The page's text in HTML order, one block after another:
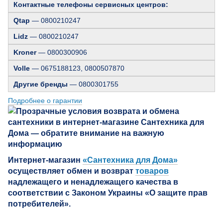
Контактные телефоны сервисных центров:
Qtap — 0800210247
Lidz — 0800210247
Kroner— 0800300906
Volle — 0675188123, 0800507870
Другие бренды — 0800301755
Подробнее о гарантии
Интернет-магазин «Сантехника для Дома»
осуществляет обмен и возврат товаров
надлежащего и ненадлежащего качества в
соответствии с Законом Украины «О защите прав
потребителей».